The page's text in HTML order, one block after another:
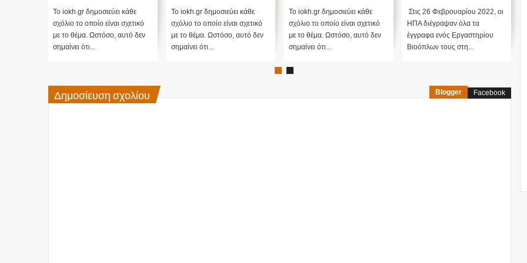
Το iokh.gr δημοσιεύει κάθε
σχόλιο το οποίο είναι σχετικό
με το θέμα. Ωστόσο, αυτό δεν
σημαίνει ότι...
αποτελέσματα θα γίνουν
ενστάσεις...
Το iokh.gr δημοσιεύει κάθε
σχόλιο το οποίο είναι σχετικό
με το θέμα. Ωστόσο, αυτό δεν
σημαίνει ότι...
Το iokh.gr δημοσιεύει κάθε
σχόλιο το οποίο είναι σχετικό
με το θέμα. Ωστόσο, αυτό δεν
σημαίνει ότι...
Στις 26 Φεβρουαρίου 2022, οι
ΗΠΑ διέγραψαν όλα τα
έγγραφα ενός Εργαστηρίου
Βιοόπλων τους στη...
Δημοσίευση σχολίου Blogger Facebook